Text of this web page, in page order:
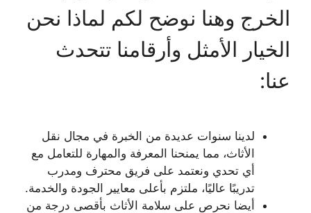
الخرج وهنا نوضح لكم لماذا نحن
الخيار الأمثل وأرقامنا تتحدث
عنا:
لدينا سنوات عديدة من الخبرة في مجال نقل
الأثاث، مما يمنحنا المعرفة والمهارة للتعامل مع
أي تحدي ونعتمد على فريق محترف ومدرب
تدريبًا عاليًا، ملتزم بأعلى معايير الجودة والخدمة.
أيضا نحرص على سلامة الأثاث بأقصى درجة من